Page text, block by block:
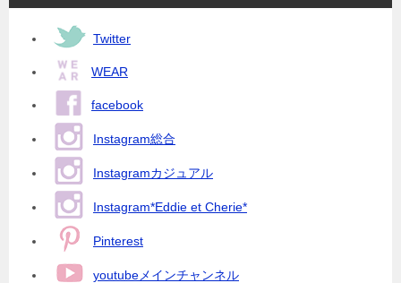
Twitter
WEAR
facebook
Instagram総合
Instagramカジュアル
Instagram*Eddie et Cherie*
Pinterest
youtubeメインチャンネル